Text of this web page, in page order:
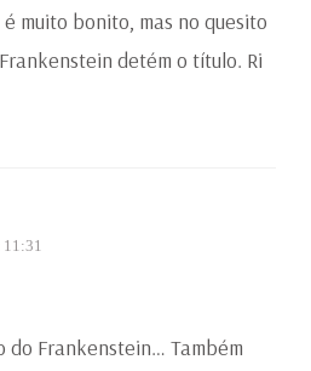
muito bonito, mas no quesito
detém o título. Ri
do Frankenstein… Também